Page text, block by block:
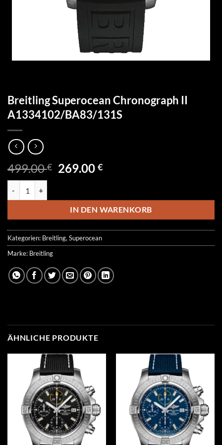
Breitling Superocean Chronograph II
A1334102/BA83/131S
499.00€ Ursprünglicher
499.00 €
269.00€Aktueller
269.00 €.
IN DEN WARENKORB
Kategorien: Breitling, Superocean
Marke: Breitling
ÄHNLICHE PRODUKTE